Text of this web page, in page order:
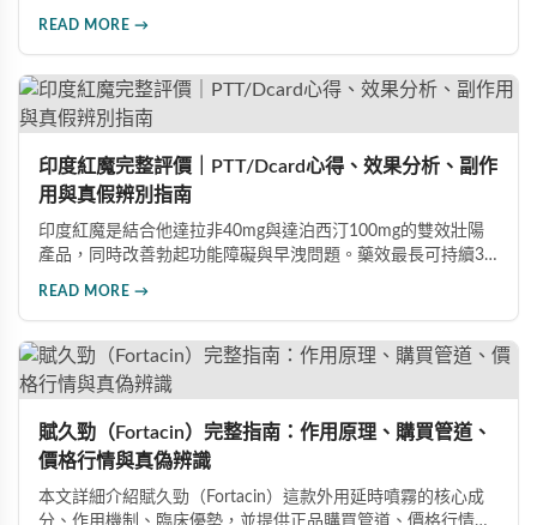
高的男性保健品選擇。
READ MORE →
印度紅魔完整評價｜PTT/Dcard心得、效果分析、副作
用與真假辨別指南
印度紅魔是結合他達拉非40mg與達泊西汀100mg的雙效壯陽
產品，同時改善勃起功能障礙與早洩問題。藥效最長可持續36
READ MORE →
賦久勁（Fortacin）完整指南：作用原理、購買管道、
價格行情與真偽辨識
本文詳細介紹賦久勁（Fortacin）這款外用延時噴霧的核心成